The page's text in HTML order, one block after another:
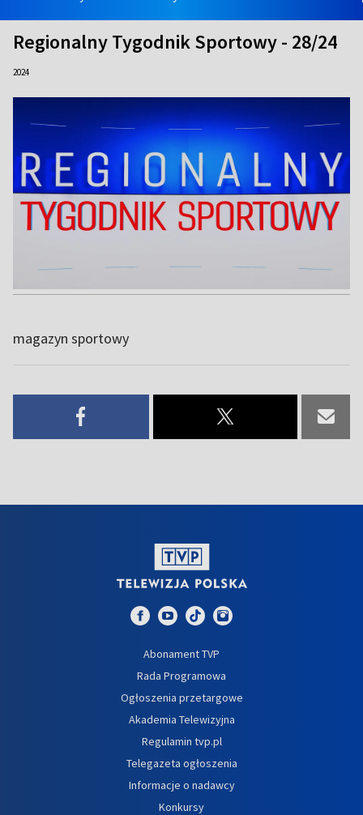
Regionalny Tygodnik Sportowy - 28/24
2024
magazyn sportowy
Abonament TVP
Rada Programowa
Ogłoszenia przetargowe
Akademia Telewizyjna
Regulamin tvp.pl
Telegazeta ogłoszenia
Informacje o nadawcy
Konkursy